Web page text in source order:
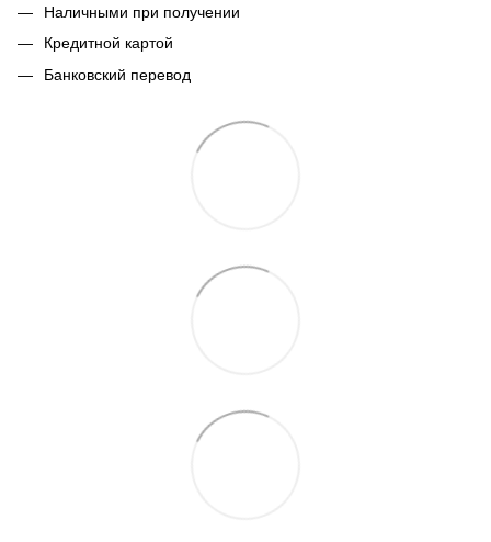
Наличными при получении
Кредитной картой
Банковский перевод